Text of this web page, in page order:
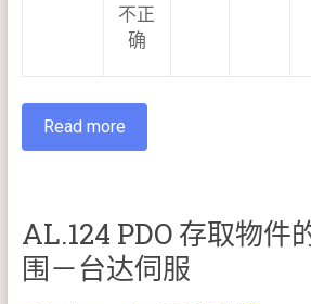
不正
确
Read more
AL.124 PDO 存取物件
围－台达伺服